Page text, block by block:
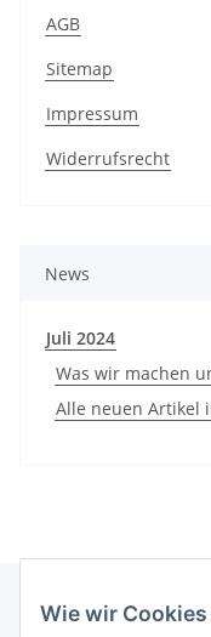
AGB
Sitemap
Impressum
Widerrufsrecht
News
Juli 2024
Was wir machen
Alle neuen Artikel
Wie wir